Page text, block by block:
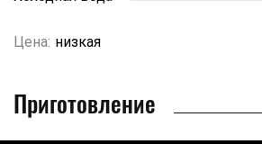
Цена: низкая
Приготовление